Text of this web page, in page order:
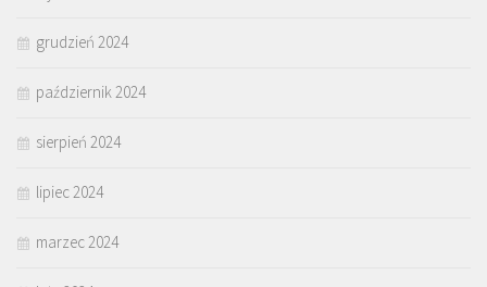
grudzień 2024
październik 2024
sierpień 2024
lipiec 2024
marzec 2024